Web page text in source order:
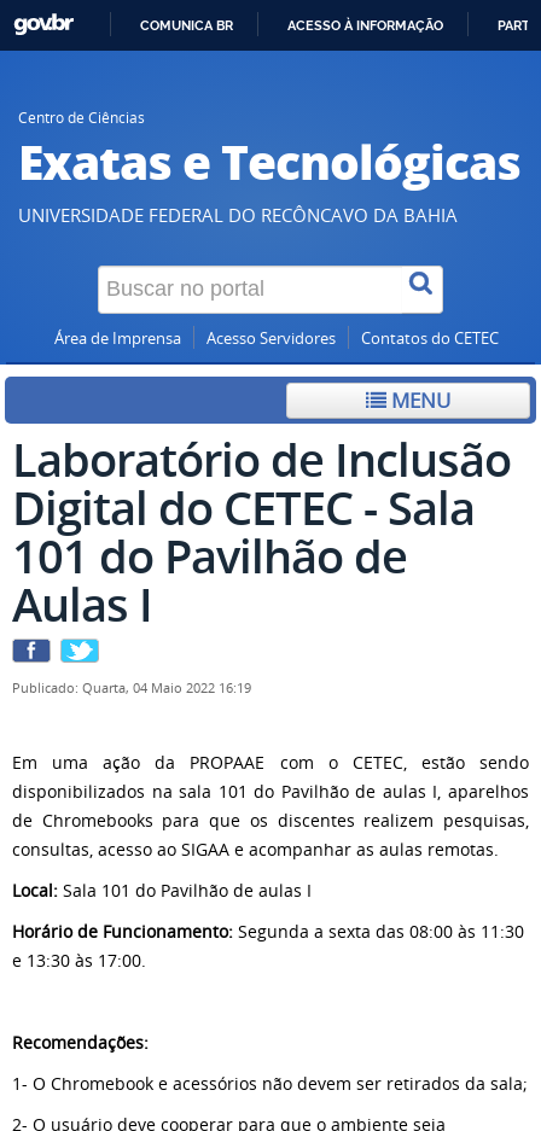
COMUNICA BR ACESSO À INFORMAÇÃO
Centro de Ciências
Exatas e Tecnológicas
UNIVERSIDADE FEDERAL DO RECÔNCAVO DA BAHIA
Área de Imprensa Acesso Servidores Contatos do CETEC
MENU
Laboratório de Inclusão
Digital do CETEC - Sala
101 do Pavilhão de
Aulas I
Publicado: Quarta, 04 Maio 2022 16:19
Em uma ação da PROPAAE com o CETEC, estão sendo
disponibilizados na sala 101 do Pavilhão de aulas I, aparelhos
de Chromebooks para que os discentes realizem pesquisas,
consultas, acesso ao SIGAA e acompanhar as aulas remotas.
Local: Sala 101 do Pavilhão de aulas I
Horário de Funcionamento: Segunda a sexta das 08:00 às 11:30
e 13:30 às 17:00.
Recomendações:
1- O Chromebook e acessórios não devem ser retirados da sala;
2- O usuário deve cooperar para que o ambiente seja